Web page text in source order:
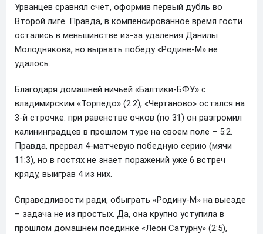
Урванцев сравнял счет, оформив первый дубль во
Второй лиге. Правда, в компенсированное время гости
остались в меньшинстве из-за удаления Данилы
Молоднякова, но вырвать победу «Родине-М» не
удалось.
Благодаря домашней ничьей «Балтики-БФУ» с
владимирским «Торпедо» (2:2), «Чертаново» остался на
3-й строчке: при равенстве очков (по 31) он разгромил
калининградцев в прошлом туре на своем поле – 5:2.
Правда, прервал 4-матчевую победную серию (мячи
11:3), но в гостях не знает поражений уже 6 встреч
кряду, выиграв 4 из них.
Справедливости ради, обыграть «Родину-М» на выезде
– задача не из простых. Да, она крупно уступила в
прошлом домашнем поединке «Леон Сатурну» (2:5),